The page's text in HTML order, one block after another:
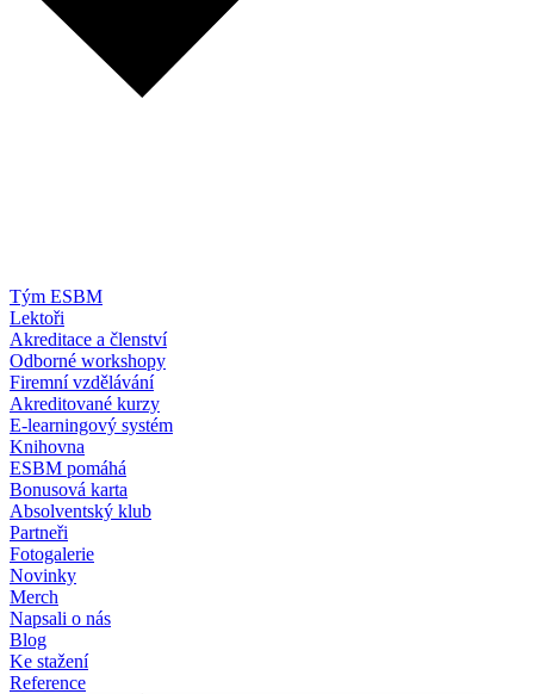
Tým ESBM
Lektoři
Akreditace a členství
Odborné workshopy
Firemní vzdělávání
Akreditované kurzy
E-learningový systém
Knihovna
ESBM pomáhá
Bonusová karta
Absolventský klub
Partneři
Fotogalerie
Novinky
Merch
Napsali o nás
Blog
Ke stažení
Reference